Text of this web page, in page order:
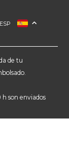
ESP
de tu
h son enviados